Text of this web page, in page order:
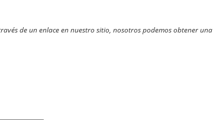
de un enlace en nuestro sitio, nosotros podemos obtener una